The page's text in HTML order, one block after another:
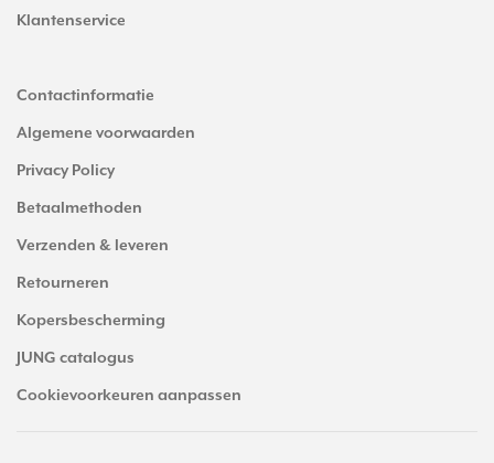
Klantenservice
Contactinformatie
Algemene voorwaarden
Privacy Policy
Betaalmethoden
Verzenden & leveren
Retourneren
Kopersbescherming
JUNG catalogus
Cookievoorkeuren aanpassen